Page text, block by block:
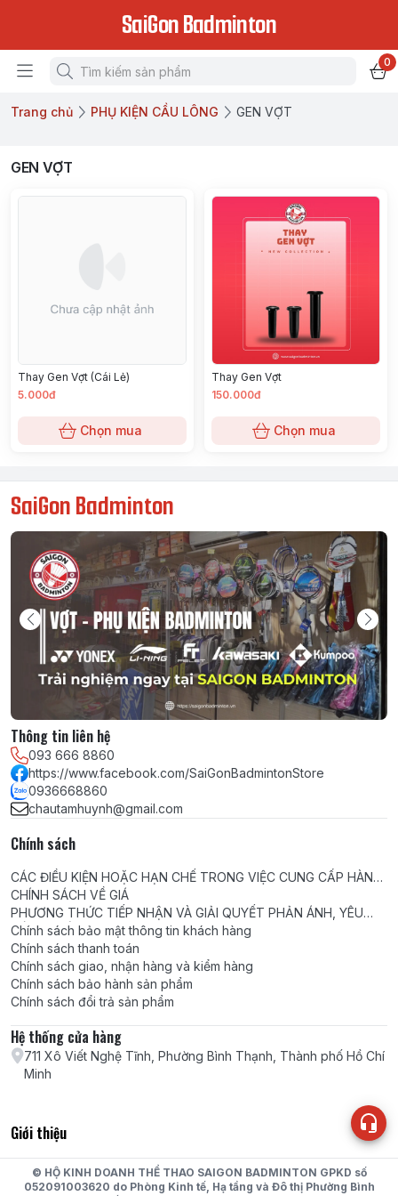
SaiGon Badminton
0
Trang chủ PHỤ KIỆN CẦU LÔNG GEN VỢT
GEN VỢT
Thay Gen Vợt (Cái Lẻ)
5.000đ
Chọn mua
Thay Gen Vợt
150.000đ
Chọn mua
SaiGon Badminton
Thông tin liên hệ
093 666 8860
https://www.facebook.com/SaiGonBadmintonStore
0936668860
chautamhuynh@gmail.com
Chính sách
CÁC ĐIỀU KIỆN HOẶC HẠN CHẾ TRONG VIỆC CUNG CẤP HÀNG
HÓA, DỊCH VỤ
CHÍNH SÁCH VỀ GIÁ
PHƯƠNG THỨC TIẾP NHẬN VÀ GIẢI QUYẾT PHẢN ÁNH, YÊU
CẦU, KHIẾU NẠI
Chính sách bảo mật thông tin khách hàng
Chính sách thanh toán
Chính sách giao, nhận hàng và kiểm hàng
Chính sách bảo hành sản phẩm
Chính sách đổi trả sản phẩm
Hệ thống cửa hàng
711 Xô Viết Nghệ Tĩnh, Phường Bình Thạnh, Thành phố Hồ Chí
Minh
Giới thiệu
© HỘ KINH DOANH THỂ THAO SAIGON BADMINTON GPKD số
052091003620 do Phòng Kinh tế, Hạ tầng và Đô thị Phường Bình